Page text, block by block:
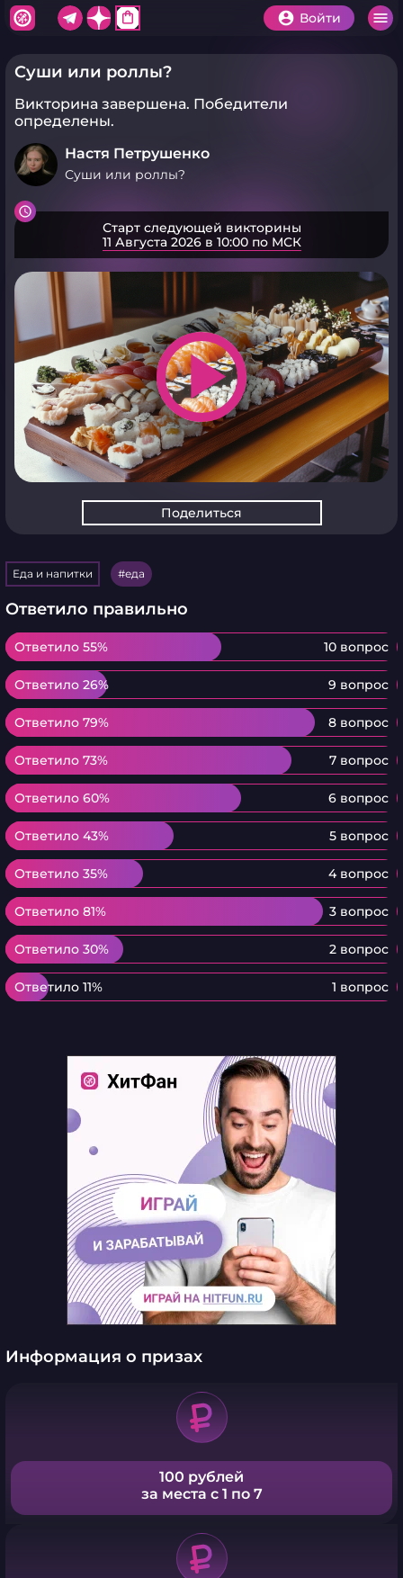
shopping_bag Войти
Суши или роллы?
Викторина завершена. Победители
определены.
Настя Петрушенко
Суши или роллы?
Старт следующей викторины
11 Августа 2026 в 10:00 по МСК
play_arrow
Поделиться
Еда и напитки еда
Ответило правильно
Ответило 55% 10 вопрос
Ответило 55%
Ответило 26% 9 вопрос
Ответило 26%
Ответило 79% 8 вопрос
Ответило 79%
Ответило 73% 7 вопрос
Ответило 73%
Ответило 60% 6 вопрос
Ответило 60%
Ответило 43% 5 вопрос
Ответило 43%
Ответило 35% 4 вопрос
Ответило 35%
Ответило 81% 3 вопрос
Ответило 81%
Ответило 30% 2 вопрос
Ответило 30%
Ответило 11% 1 вопрос
Ответило 11%
Информация о призах
100 рублей
за места с 1 по 7